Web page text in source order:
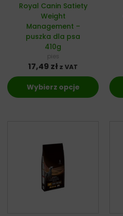
Royal Canin Satiety
Weight
Management –
puszka dla psa
410g
pies
17,49 zł z VAT
Wybierz opcje